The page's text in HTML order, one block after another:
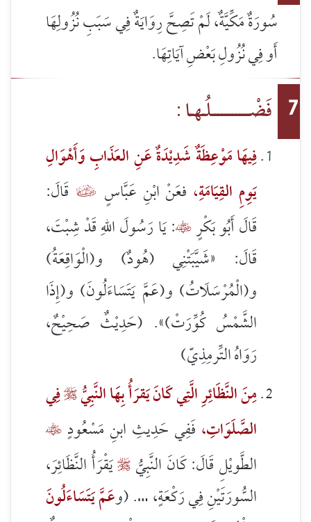
سُورَةٌ مَكِّيَّةٌ، لَمْ تَصِحَّ رِوَايَةٌ فِي سَبَبِ نُزُولِهَا
أَو فِي نُزُولِ بَعْضِ آيَاتِهَا.
7 فَضْـــــــــــلُـهـا :
فِيهَا مَوْعِظَةٌ شَدِيْدَةٌ عَنِ العَذَابِ وَأَهْوَالِ
يَوِمِ القِيَامَةِ، فعَنْ ابْنِ عَبَّاسٍ 5 قَالَ:
قَالَ أَبُو بَكْرٍ: يَا رَسُولَ اللهِ قَدْ شِبْتَ،
قَالَ: «شَيَّبَتْنِي (هُودٌ) و(الْوَاقِعَةُ)
و(الْمُرْسَلَاتُ) و(عَمَّ يَتَسَاءَلُونَ) و(إِذَا
الشَّمْسُ كُوِّرَتْ)». (حَدِيْثٌ صَحِيْحٌ،
رَوَاهُ التِّرمِذِيّ)
مِنَ النَّظَائِرِ الَّتِي كَانَ يَقرَأُ بِهَا النَّبِيُّفِي
الصَّلَوَاتِ، فَفِي حَدِيثِ ابنِ مَسْعُودٍ 
الطَّويْلِ قَالَ: كَانَ النَّبِيُّ يَقْرَأُ النَّظَائِرَ،
السُّورَتَيْنِ فِي رَكْعَةٍ، …. (وعَمَّيَتَسَاءَلُونَ